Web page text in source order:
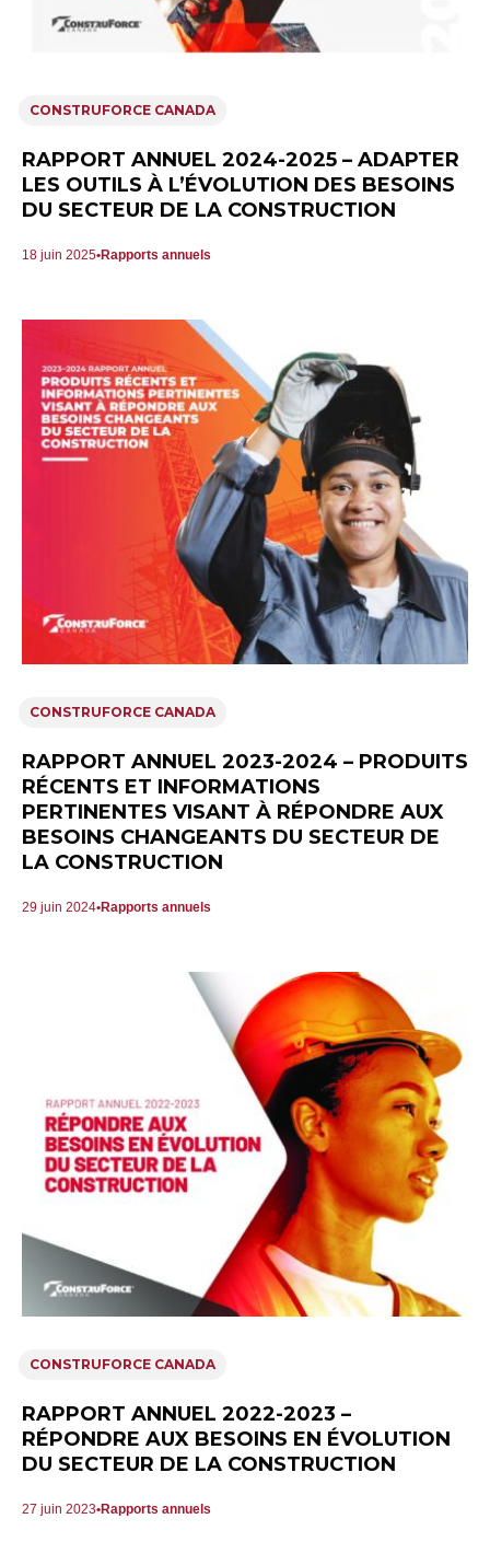
CONSTRUFORCE CANADA
RAPPORT ANNUEL 2024-2025 – ADAPTER
LES OUTILS À L’ÉVOLUTION DES BESOINS
DU SECTEUR DE LA CONSTRUCTION
18 juin 2025 Rapports annuels
CONSTRUFORCE CANADA
RAPPORT ANNUEL 2023-2024 – PRODUITS
RÉCENTS ET INFORMATIONS
PERTINENTES VISANT À RÉPONDRE AUX
BESOINS CHANGEANTS DU SECTEUR DE
LA CONSTRUCTION
29 juin 2024 Rapports annuels
CONSTRUFORCE CANADA
RAPPORT ANNUEL 2022-2023 –
RÉPONDRE AUX BESOINS EN ÉVOLUTION
DU SECTEUR DE LA CONSTRUCTION
27 juin 2023 Rapports annuels